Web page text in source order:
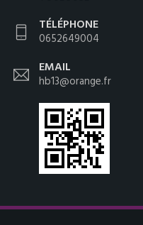
TÉLÉPHONE
0652649004
EMAIL
hb13@orange.fr